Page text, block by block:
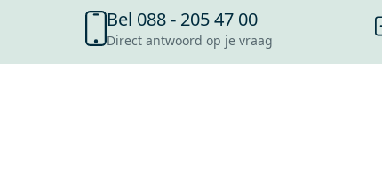
Bel 088 - 205 47 00
Direct antwoord op je vraag